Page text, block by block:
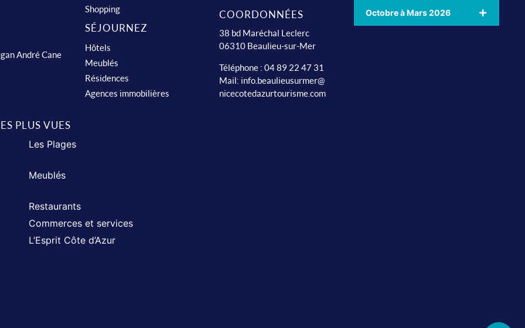
André Cane
Shopping
SÉJOURNEZ
Hôtels
Meublés
Résidences
Agences immobilières
COORDONNÉES
38 bd Maréchal Leclerc
06310 Beaulieu-sur-Mer
Téléphone : 04 89 22 47 31
Mail: info.beaulieusurmer@
nicecotedazurtourisme.com
Octobre à Mars 2026
PLUS VUES
Les Plages
Meublés
Restaurants
Commerces et services
L’Esprit Côte d’Azur